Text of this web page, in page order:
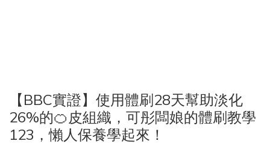
【BBC實證】使用體刷28天幫助淡化
26%的🍊皮組織，可彤闆娘的體刷教學
123，懶人保養學起來！